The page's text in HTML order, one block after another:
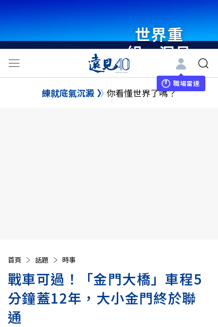
世界重
組・洞見
未來 與
世界領袖
職場雷達
練就底氣沉澱 你看懂世界了嗎？
首頁 話題 時事
戰車可過！「金門大橋」車程5
分鐘蓋12年，大小金門終於聯
通